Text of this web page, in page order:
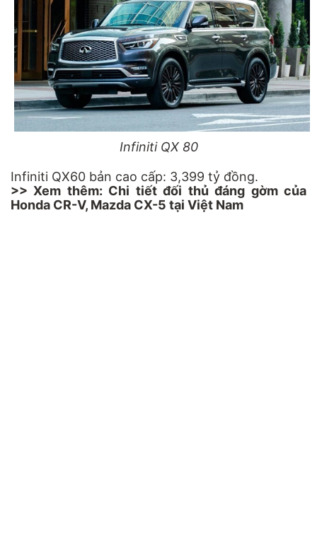
Infiniti QX 80
Infiniti QX60 bản cao cấp: 3,399 tỷ đồng.
>> Xem thêm: Chi tiết đối thủ đáng gờm của
Honda CR-V, Mazda CX-5 tại Việt Nam